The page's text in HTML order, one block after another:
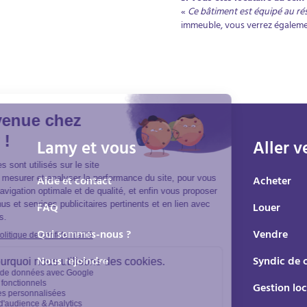
«Ce bâtiment est équipé au
immeuble, vous verrez
Lamy et vous
Aide et contact
FAQ
Qui sommes-nous ?
Nous rejoindre
Aller
Acheter
Louer
Vendre
Syndic de
Gestion